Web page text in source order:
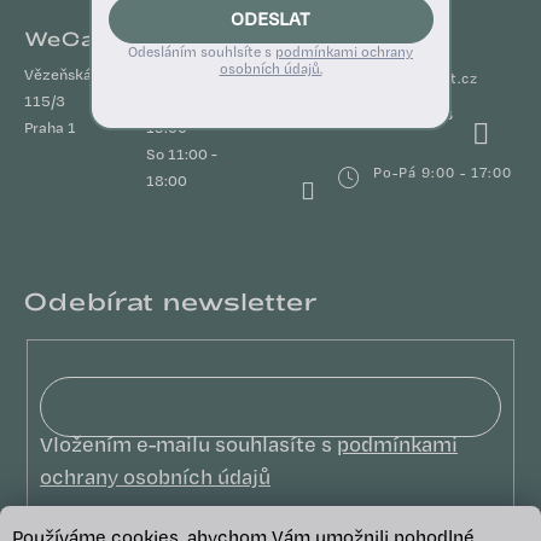
WeCare STORE
Vězeňská
115/3
Praha 1
19:00
So 11:00 -
18:00
Kontakt
info
wecareabout.cz
+420 722 366 848
Po-Pá 9:00 - 17:00
Odebírat newsletter
Vložením e-mailu souhlasíte spodmínkami
ochrany osobních údajů
PŘIHLÁSIT SE
ODESLAT
Odesláním souhlsíte s podmínkami ochrany
osobních údajů.